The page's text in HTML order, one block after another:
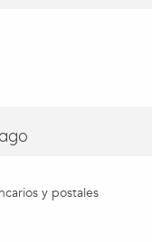
y postales